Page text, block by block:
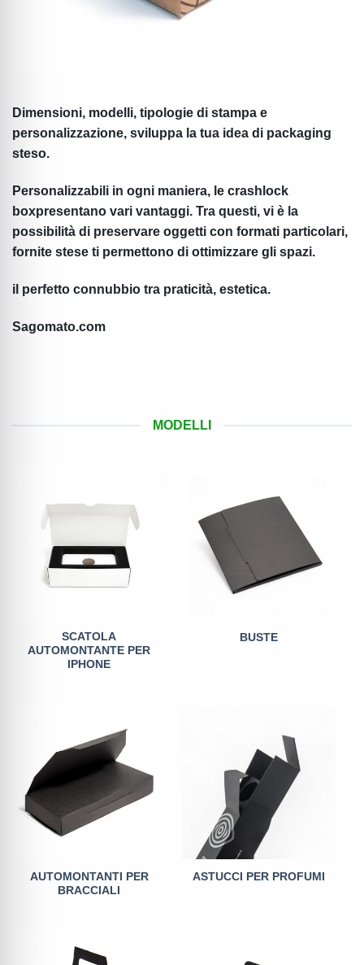
Dimensioni, modelli, tipologie di stampa e
personalizzazione, sviluppa la tua idea di packaging
steso.
Personalizzabili in ogni maniera, le crashlock
boxpresentano vari vantaggi. Tra questi, vi è la
possibilità di preservare oggetti con formati particolari,
fornite stese ti permettono di ottimizzare gli spazi.
il perfetto connubbio tra praticità, estetica.
Sagomato.com
MODELLI
SCATOLA
AUTOMONTANTE PER
IPHONE
BUSTE
AUTOMONTANTI PER
BRACCIALI
ASTUCCI PER PROFUMI